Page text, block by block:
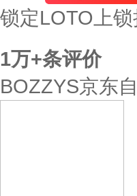
锁定LOTO上
1万+条评价
BOZZYS京东